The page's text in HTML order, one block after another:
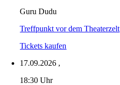
Guru Dudu
Treffpunkt vor dem Theaterzelt
Tickets kaufen
17.09.2026 ,
18:30 Uhr